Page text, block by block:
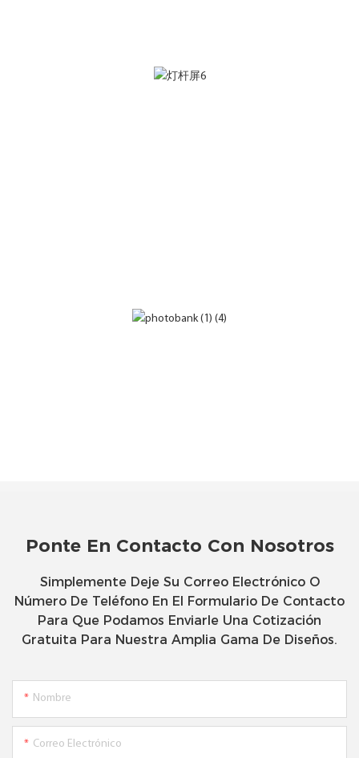
Ponte En Contacto Con Nosotros
Simplemente Deje Su Correo Electrónico O
Número De Teléfono En El Formulario De Contacto
Para Que Podamos Enviarle Una Cotización
Gratuita Para Nuestra Amplia Gama De Diseños.
Nombre
Correo Electrónico